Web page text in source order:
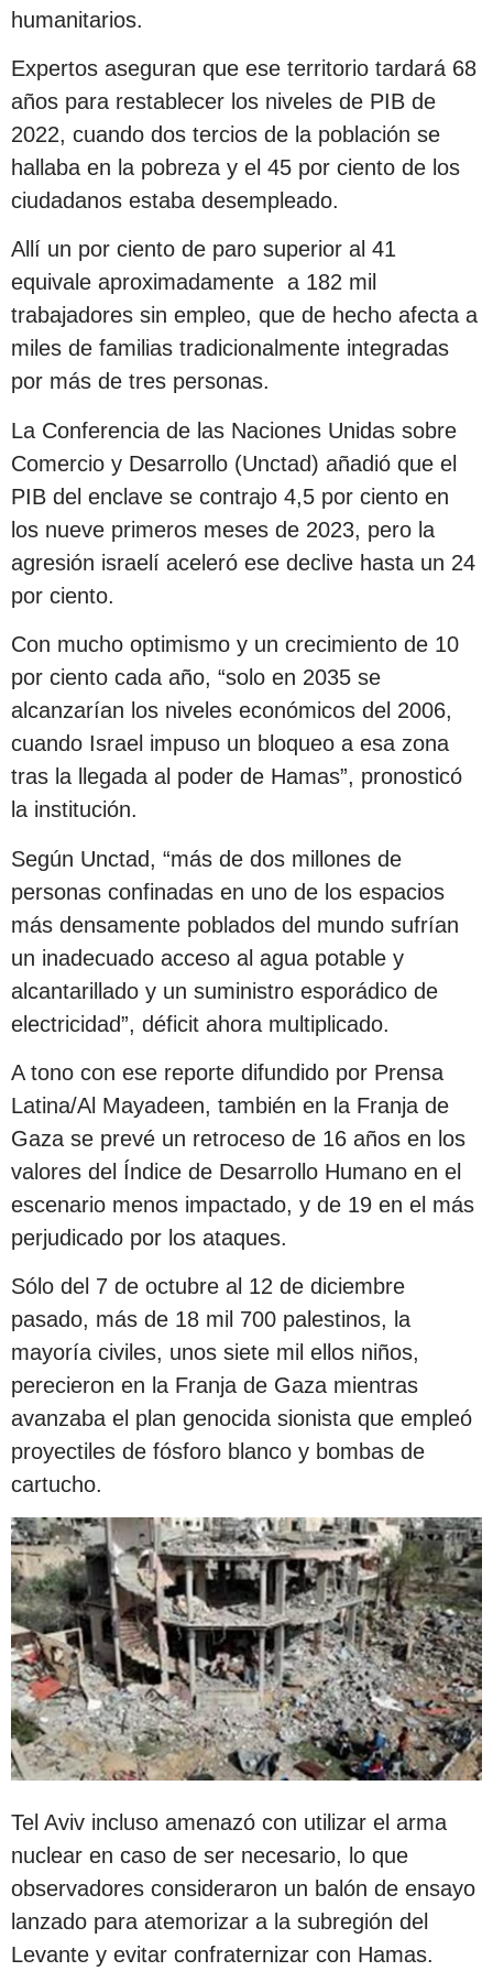
humanitarios.
Expertos aseguran que ese territorio tardará 68
años para restablecer los niveles de PIB de
2022, cuando dos tercios de la población se
hallaba en la pobreza y el 45 por ciento de los
ciudadanos estaba desempleado.
Allí un por ciento de paro superior al 41
equivale aproximadamente a 182 mil
trabajadores sin empleo, que de hecho afecta a
miles de familias tradicionalmente integradas
por más de tres personas.
La Conferencia de las Naciones Unidas sobre
Comercio y Desarrollo (Unctad) añadió que el
PIB del enclave se contrajo 4,5 por ciento en
los nueve primeros meses de 2023, pero la
agresión israelí aceleró ese declive hasta un 24
por ciento.
Con mucho optimismo y un crecimiento de 10
por ciento cada año, “solo en 2035 se
alcanzarían los niveles económicos del 2006,
cuando Israel impuso un bloqueo a esa zona
tras la llegada al poder de Hamas”, pronosticó
la institución.
Según Unctad, “más de dos millones de
personas confinadas en uno de los espacios
más densamente poblados del mundo sufrían
un inadecuado acceso al agua potable y
alcantarillado y un suministro esporádico de
electricidad”, déficit ahora multiplicado.
A tono con ese reporte difundido por Prensa
Latina/Al Mayadeen, también en la Franja de
Gaza se prevé un retroceso de 16 años en los
valores del Índice de Desarrollo Humano en el
escenario menos impactado, y de 19 en el más
perjudicado por los ataques.
Sólo del 7 de octubre al 12 de diciembre
pasado, más de 18 mil 700 palestinos, la
mayoría civiles, unos siete mil ellos niños,
perecieron en la Franja de Gaza mientras
avanzaba el plan genocida sionista que empleó
proyectiles de fósforo blanco y bombas de
cartucho.
Tel Aviv incluso amenazó con utilizar el arma
nuclear en caso de ser necesario, lo que
observadores consideraron un balón de ensayo
lanzado para atemorizar a la subregión del
Levante y evitar confraternizar con Hamas.